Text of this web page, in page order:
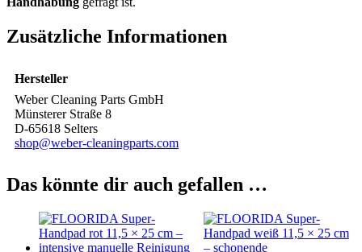
Zusätzliche Informationen
Hersteller
Weber Cleaning Parts GmbH
Münsterer Straße 8
D-65618 Selters
shop@weber-cleaningparts.com
Das könnte dir auch gefallen …